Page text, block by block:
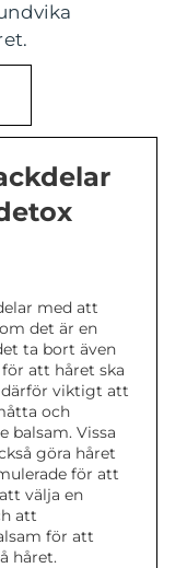
med att
det är en
ta bort även
att håret ska
därför viktigt att
och
balsam. Vissa
göra håret
för att
välja en
att
för att
håret.